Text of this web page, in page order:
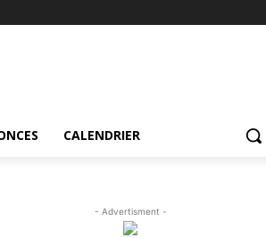
CALENDRIER
- Advertisment -